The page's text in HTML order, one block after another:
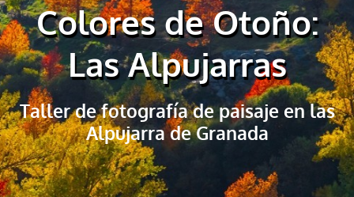
Colores de Otoño:
Las Alpujarras
Taller de fotografía de paisaje en las
Alpujarra de Granada